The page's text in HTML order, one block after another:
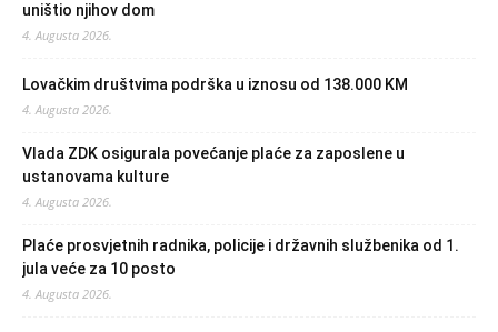
uništio njihov dom
4. Augusta 2026.
Lovačkim društvima podrška u iznosu od 138.000 KM
4. Augusta 2026.
Vlada ZDK osigurala povećanje plaće za zaposlene u
ustanovama kulture
4. Augusta 2026.
Plaće prosvjetnih radnika, policije i državnih službenika od 1.
jula veće za 10 posto
4. Augusta 2026.